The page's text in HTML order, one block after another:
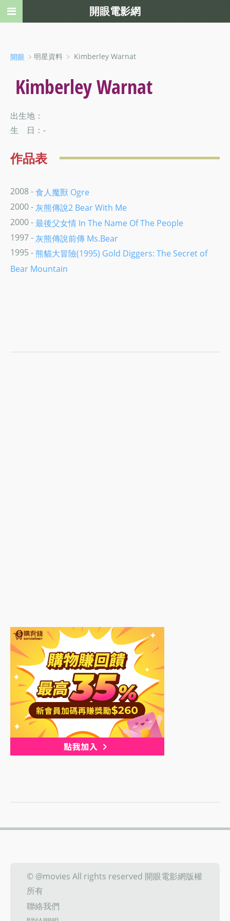
開眼 ﹥明星資料 ﹥ Kimberley Warnat
Kimberley Warnat
出生地：
生 日：-
作品表
2008 -食人魔獸 Ogre
2000 - 灰熊傳說2 Bear With Me
2000 -最後父女情 In The Name Of The People
1997 - 灰熊傳說前傳 Ms.Bear
1995 - 熊貓大冒險(1995) Gold Diggers: The Secret of
Bear Mountain
© @movies All rights reserved 開眼電影網版權
所有
聯絡我們
開眼電影網